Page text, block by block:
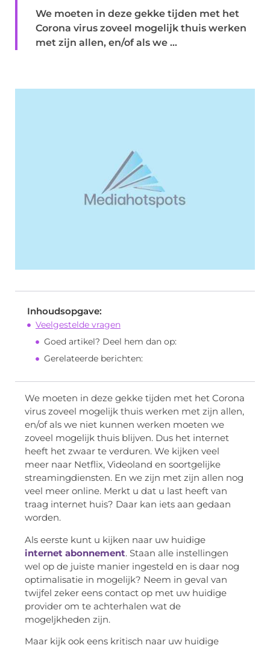
We moeten in deze gekke tijden met het
Corona virus zoveel mogelijk thuis werken
met zijn allen, en/of als we ...
Inhoudsopgave:
Veelgestelde vragen
Goed artikel? Deel hem dan op:
Gerelateerde berichten:
We moeten in deze gekke tijden met het Corona
virus zoveel mogelijk thuis werken met zijn allen,
en/of als we niet kunnen werken moeten we
zoveel mogelijk thuis blijven. Dus het internet
heeft het zwaar te verduren. We kijken veel
meer naar Netflix, Videoland en soortgelijke
streamingdiensten. En we zijn met zijn allen nog
veel meer online. Merkt u dat u last heeft van
traag internet huis? Daar kan iets aan gedaan
worden.
Als eerste kunt u kijken naar uw huidige
internet abonnement. Staan alle instellingen
wel op de juiste manier ingesteld en is daar nog
optimalisatie in mogelijk? Neem in geval van
twijfel zeker eens contact op met uw huidige
provider om te achterhalen wat de
mogeljkheden zijn.
Maar kijk ook eens kritisch naar uw huidige